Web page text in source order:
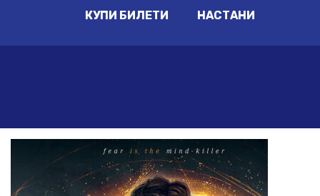
КУПИ БИЛЕТИ НАСТАНИ